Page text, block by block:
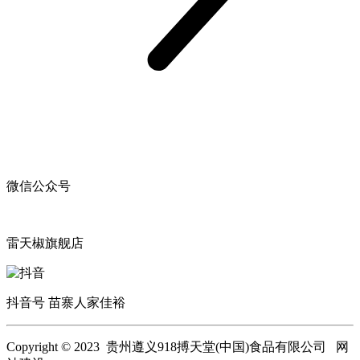
微信公众号
雷天椒旗舰店
抖音号 苗寨人家佳裕
Copyright © 2023 贵州遵义918搏天堂(中国)食品有限公司 网